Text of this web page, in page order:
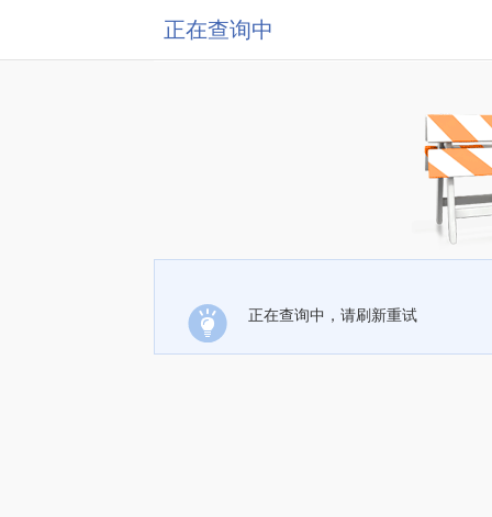
正在查询中
正在查询中，请刷新重试